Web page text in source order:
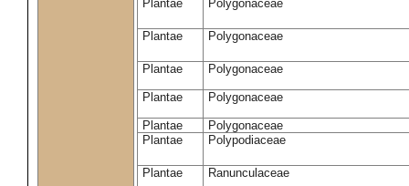
Plantae Polygonaceae
Plantae Polygonaceae
Plantae Polygonaceae
Plantae Polygonaceae
Plantae
Polygonaceae
Plantae
Polypodiaceae
Plantae Ranunculaceae